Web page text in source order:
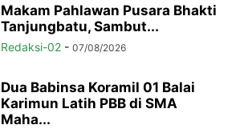
Makam Pahlawan Pusara Bhakti
Tanjungbatu, Sambut...
Redaksi-02 - 07/08/2026
Dua Babinsa Koramil 01 Balai
Karimun Latih PBB di SMA
Maha...